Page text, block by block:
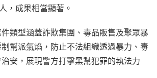
，成果相當顯著。
類型涵蓋詐欺集團、毒品販售及聚眾暴
幫派氣焰，防止不法組織透過暴力、毒
安，展現警方打擊黑幫犯罪的執法力